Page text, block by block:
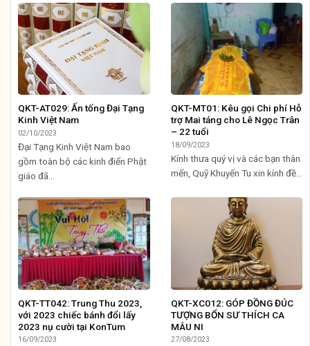
QKT-AT029: Ấn tống Đại Tạng
Kinh Việt Nam
02/10/2023
Đại Tạng Kinh Việt Nam bao
gồm toàn bộ các kinh điển Phật
giáo đã...
QKT-MT01: Kêu gọi Chi phí Hỗ
trợ Mai táng cho Lê Ngọc Trân
– 22 tuổi
18/09/2023
Kính thưa quý vị và các bạn thân
mến, Quỹ Khuyến Tu xin kính đề...
QKT-TT042: Trung Thu 2023,
với 2023 chiếc bánh đổi lấy
2023 nụ cười tại KonTum
16/09/2023
QKT-XC012: GÓP ĐỒNG ĐÚC
TƯỢNG BỔN SƯ THÍCH CA
MÂU NI
27/08/2023